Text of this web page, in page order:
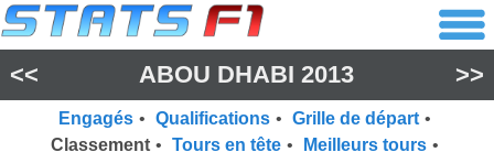
<< ABOU DHABI 2013 >>
Engagés • Qualifications • Grille de départ •
Classement • Tours en tête • Meilleurs tours •